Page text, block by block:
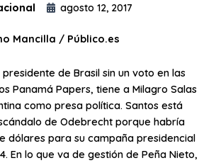
agosto 12, 2017
Mancilla / Público.es
de Brasil sin un voto en las
Panamá Papers, tiene a Milagro Salas
como presa política. Santos está
de Odebrecht porque habría
dólares para su campaña presidencial
En lo que va de gestión de Peña Nieto,